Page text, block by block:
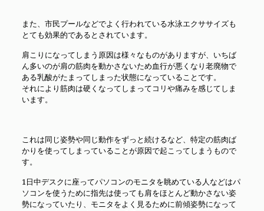
また、市民プールなどでよく行われている水泳エクササイズも
とても効果的であるとされています。
肩こりになってしまう原因は様々なものがありますが、いちば
ん多いのが肩の筋肉を動かさないため血行が悪くなり老廃物で
ある乳酸がたまってしまった状態になっていることです。
それにより筋肉は硬くなってしまってコリや痛みを感じてしま
います。
これは同じ姿勢や同じ動作をずっと続けるなど、特定の筋肉ば
かりを使ってしまっていることが原因で起こってしまうもので
す。
1日中デスクに座ってパソコンのモニタを眺めている人などはパ
ソコンを使うために指先は使っても肩をほとんど動かさない姿
勢になっていたり、モニタをよく見るために前傾姿勢になって